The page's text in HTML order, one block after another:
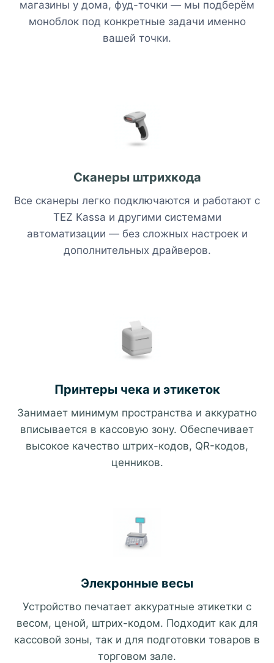
магазины у дома, фуд-точки — мы подберём
моноблок под конкретные задачи именно
вашей точки.
Сканеры штрихкода
Все сканеры легко подключаются и работают с
TEZ Kassa и другими системами
автоматизации — без сложных настроек и
дополнительных драйверов.
Принтеры чека и этикеток
Занимает минимум пространства и аккуратно
вписывается в кассовую зону. Обеспечивает
высокое качество штрих-кодов, QR-кодов,
ценников.
Элекронные весы
Устройство печатает аккуратные этикетки с
весом, ценой, штрих-кодом. Подходит как для
кассовой зоны, так и для подготовки товаров в
торговом зале.